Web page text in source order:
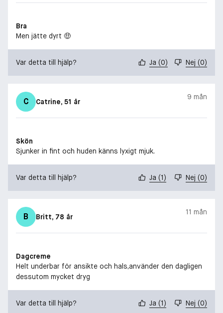
Bra
Men jätte dyrt 🤑
Var detta till hjälp? Ja (0) Nej (0)
C Catrine, 51 år
9 mån
Skön
Sjunker in fint och huden känns lyxigt mjuk.
Var detta till hjälp? Ja (1) Nej (0)
B Britt, 78 år
11 mån
Dagcreme
Helt underbar för ansikte och hals,använder den dagligen
dessutom mycket dryg
Var detta till hjälp? Ja (1) Nej (0)